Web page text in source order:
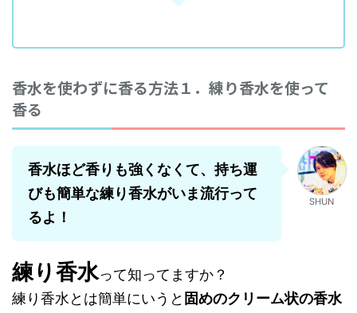
香水を使わずに香る方法１．練り香水を使って
香る
香水ほど香りも強くなくて、持ち運
びも簡単な練り香水がいま流行って
るよ！
SHUN
練り香水って知ってますか？
練り香水とは簡単にいうと 固めのクリーム状の香水